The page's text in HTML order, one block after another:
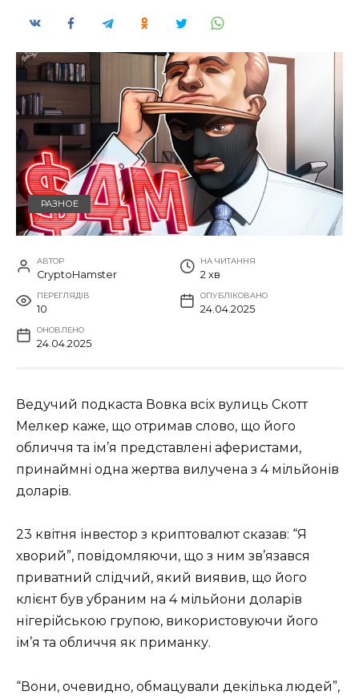
РАЗНОЕ
АВТОР
CryptoHamster
НА ЧИТАННЯ
2 хв
ПЕРЕГЛЯДІВ
10
ОПУБЛІКОВАНО
24.04.2025
ОНОВЛЕНО
24.04.2025
Ведучий подкаста Вовка всіх вулиць Скотт
Мелкер каже, що отримав слово, що його
обличчя та ім’я представлені аферистами,
принаймні одна жертва вилучена з 4 мільйонів
доларів.
23 квітня інвестор з криптовалют сказав: “Я
хворий”, повідомляючи, що з ним зв’язався
приватний слідчий, який виявив, що його
клієнт був убраним на 4 мільйони доларів
нігерійською групою, використовуючи його
ім’я та обличчя як приманку.
“Вони, очевидно, обмацували декілька людей”,